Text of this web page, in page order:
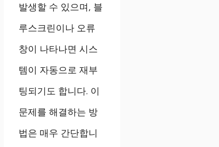
발생할 수 있으며, 블
루스크린이나 오류
창이 나타나면 시스
템이 자동으로 재부
팅되기도 합니다. 이
문제를 해결하는 방
법은 매우 간단합니